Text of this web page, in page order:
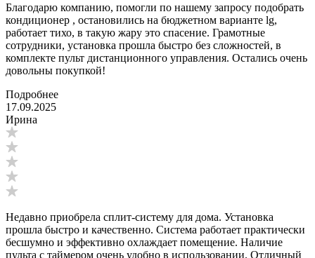
Благодарю компанию, помогли по нашему запросу подобрать
кондиционер , остановились на бюджетном варианте lg,
работает тихо, в такую жару это спасение. Грамотные
сотрудники, установка прошла быстро без сложностей, в
комплекте пульт дистанционного управления. Остались очень
довольны покупкой!
Подробнее
17.09.2025
Ирина
Недавно приобрела сплит-систему для дома. Установка
прошла быстро и качественно. Система работает практически
бесшумно и эффективно охлаждает помещение. Наличие
пульта с таймером очень удобно в использовании. Отличный